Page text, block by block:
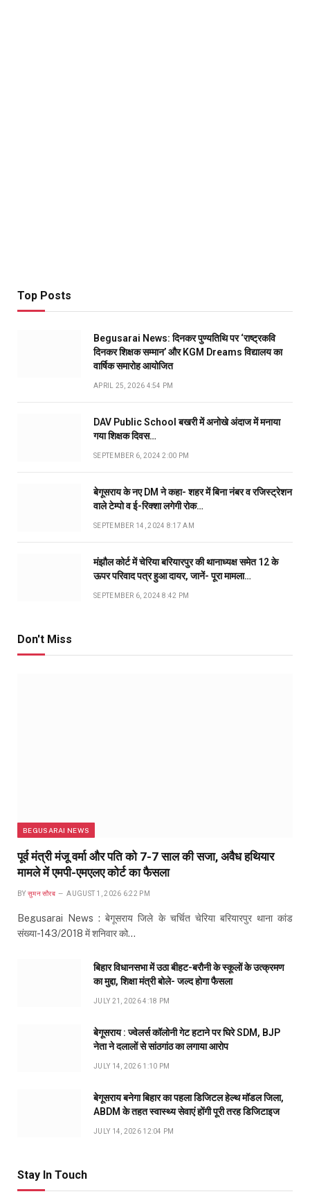
Top Posts
Begusarai News: दिनकर पुण्यतिथि पर ‘राष्ट्रकवि
दिनकर शिक्षक सम्मान’ और KGM Dreams विद्यालय का
वार्षिक समारोह आयोजित
APRIL 25, 2026 4:54 PM
DAV Public School बखरी में अनोखे अंदाज में मनाया
गया शिक्षक दिवस…
SEPTEMBER 6, 2024 2:00 PM
बेगूसराय के नए DM ने कहा- शहर में बिना नंबर व रजिस्ट्रेशन
वाले टेम्पो व ई-रिक्शा लगेगी रोक…
SEPTEMBER 14, 2024 8:17 AM
मंझौल कोर्ट में चेरिया बरियारपुर की थानाध्यक्ष समेत 12 के
ऊपर परिवाद पत्र हुआ दायर, जानें- पूरा मामला…
SEPTEMBER 6, 2024 8:42 PM
Don't Miss
BEGUSARAI NEWS
पूर्व मंत्री मंजू वर्मा और पति को 7-7 साल की सजा, अवैध हथियार
मामले में एमपी-एमएलए कोर्ट का फैसला
BY सुमन सौरब AUGUST 1, 2026 6:22 PM
Begusarai News : बेगूसराय जिले के चर्चित चेरिया बरियारपुर थाना कांड
संख्या-143/2018 में शनिवार को…
बिहार विधानसभा में उठा बीहट-बरौनी के स्कूलों के उत्क्रमण
का मुद्दा, शिक्षा मंत्री बोले- जल्द होगा फैसला
JULY 21, 2026 4:18 PM
बेगूसराय : ज्वेलर्स कॉलोनी गेट हटाने पर घिरे SDM, BJP
नेता ने दलालों से सांठगांठ का लगाया आरोप
JULY 14, 2026 1:10 PM
बेगूसराय बनेगा बिहार का पहला डिजिटल हेल्थ मॉडल जिला,
ABDM के तहत स्वास्थ्य सेवाएं होंगी पूरी तरह डिजिटाइज
JULY 14, 2026 12:04 PM
Stay In Touch